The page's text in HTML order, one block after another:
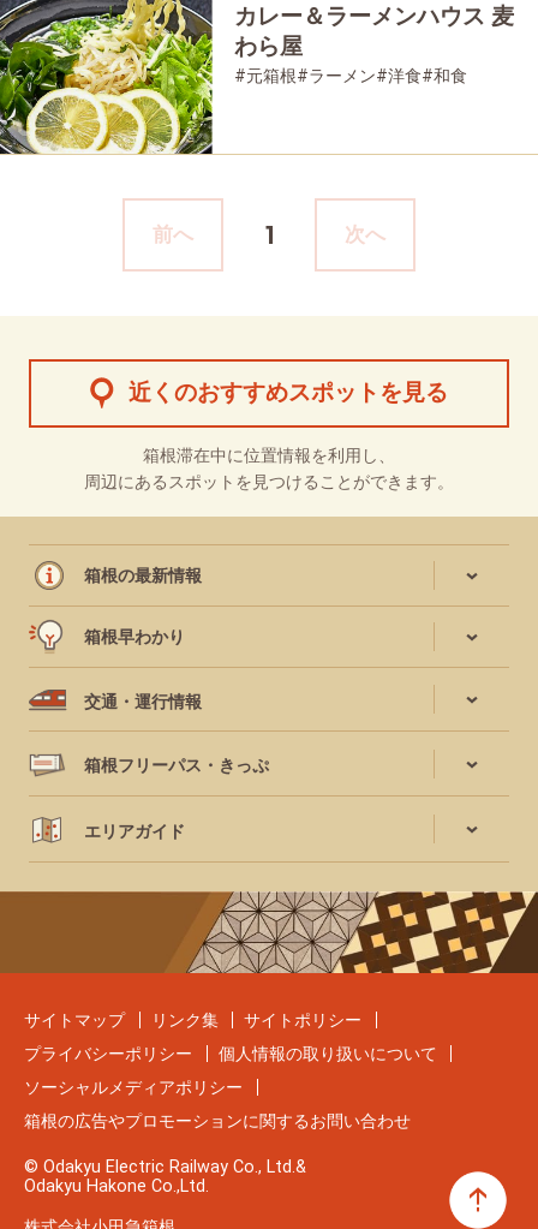
カレー＆ラーメンハウス 麦
わら屋
#元箱根#ラーメン#洋食#和食
前へ 1 次へ
近くのおすすめスポットを見る
箱根滞在中に位置情報を利用し、
周辺にあるスポットを見つけることができます。
箱根の最新情報
箱根早わかり
交通・運行情報
箱根フリーパス・きっぷ
エリアガイド
サイトマップ リンク集
サイトポリシー
プライバシーポリシー
個人情報の取り扱いについて
ソーシャルメディアポリシー
箱根の広告やプロモーションに関するお問い合わせ
© Odakyu Electric Railway Co., Ltd.&
Odakyu Hakone Co.,Ltd.